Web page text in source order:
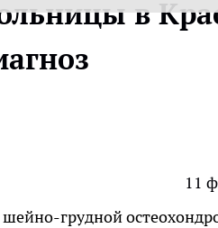
в
11
грудной